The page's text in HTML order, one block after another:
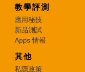
教學評測
應用秘技
新品測試
Apps 情報
其他
私隱政策